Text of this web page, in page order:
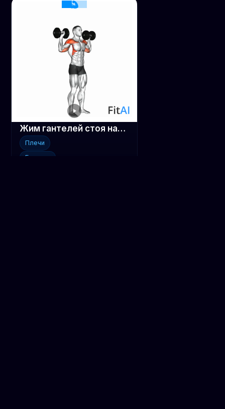
Жим гантелей стоя над головой
Плечи
Гантели